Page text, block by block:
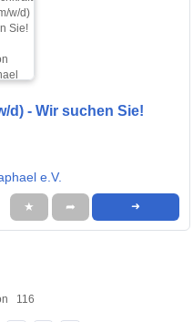
d) - Wir suchen Sie!
e.V.
★ ➦ ➜
116